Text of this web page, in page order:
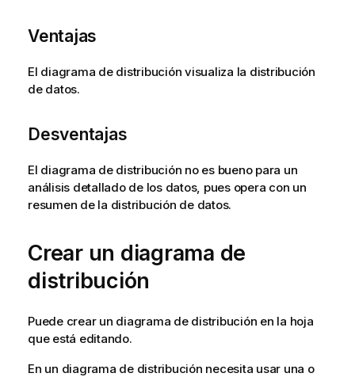
Ventajas
El diagrama de distribución visualiza la distribución
de datos.
Desventajas
El diagrama de distribución no es bueno para un
análisis detallado de los datos, pues opera con un
resumen de la distribución de datos.
Crear un diagrama de
distribución
Puede crear un diagrama de distribución en la hoja
que está editando.
En un diagrama de distribución necesita usar una o